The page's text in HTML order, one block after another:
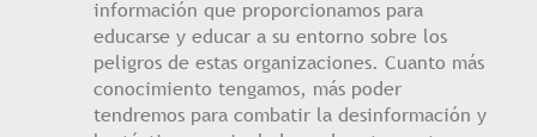
información que proporcionamos para
educarse y educar a su entorno sobre los
peligros de estas organizaciones. Cuanto más
conocimiento tengamos, más poder
tendremos para combatir la desinformación y